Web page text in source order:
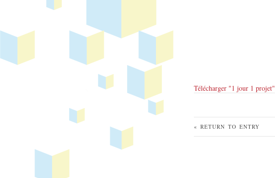
Télécharger "1 jour 1 projet"
« RETURN TO ENTRY